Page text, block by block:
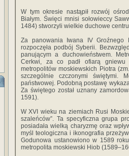
W tym okresie nastąpił rozwój
Białym. Święci mnisi sołowieccy
1484) stworzyli wielkie duchowe
Za panowania Iwana IV Groźnego
rozpoczęła podbój Syberii.
panującym a duchowieństwem.
Cerkwi, za co padł ofiarą gniewu
metropolitów moskiewskich Piotra
szczególnie czczonymi świętymi.
państwowej. Podobną postawę
Za świętego został uznany
1591).
W XVI wieku na ziemiach Rusi
szaleńców”. Ta specyficzna grupa
posiadała wielką charyzmę oraz
myśl teologiczna i ikonografia
Godunowa ustanowiono w 1589
metropolita moskiewski Hiob